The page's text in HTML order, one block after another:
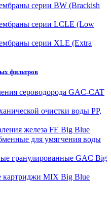
серии BW (Brackish
серии LCLE (Low
серии XLE (Extra
фильтров
сероводорода GAC-CAT
очистки воды PP,
железа FE Big Blue
для умягчения воды
гранулированные GAC Big
MIX Big Blue